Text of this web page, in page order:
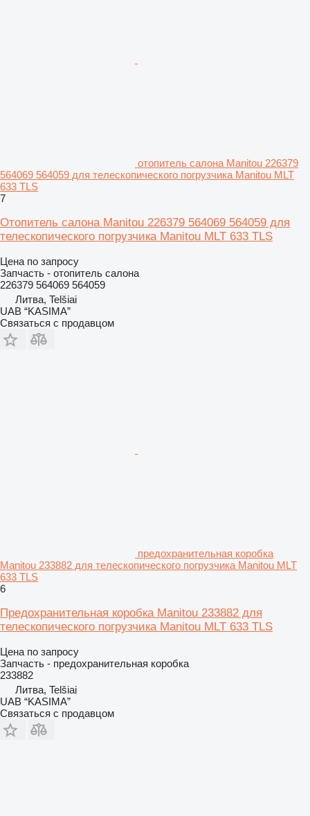
отопитель салона Manitou 226379
564069 564059 для телескопического погрузчика Manitou MLT
633 TLS
7
Отопитель салона Manitou 226379 564069 564059 для
телескопического погрузчика Manitou MLT 633 TLS
Цена по запросу
Запчасть - отопитель салона
226379 564069 564059
Литва, Telšiai
UAB “KASIMA”
Связаться с продавцом
предохранительная коробка
Manitou 233882 для телескопического погрузчика Manitou MLT
633 TLS
6
Предохранительная коробка Manitou 233882 для
телескопического погрузчика Manitou MLT 633 TLS
Цена по запросу
Запчасть - предохранительная коробка
233882
Литва, Telšiai
UAB “KASIMA”
Связаться с продавцом